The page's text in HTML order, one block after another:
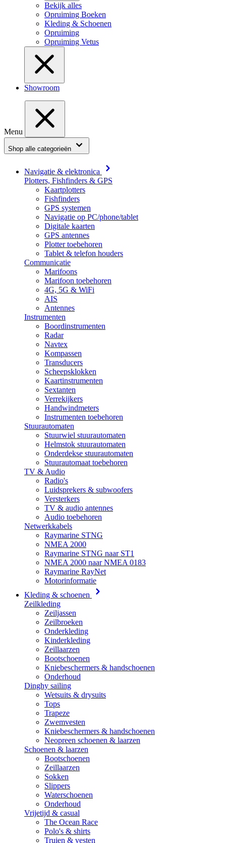
Bekijk alles
Opruiming Boeken
Kleding & Schoenen
Opruiming
Opruiming Vetus
Showroom
Menu
Shop alle categorieën
Navigatie & elektronica
Plotters, Fishfinders & GPS
Kaartplotters
Fishfinders
GPS systemen
Navigatie op PC/phone/tablet
Digitale kaarten
GPS antennes
Plotter toebehoren
Tablet & telefon houders
Communicatie
Marifoons
Marifoon toebehoren
4G, 5G & WiFi
AIS
Antennes
Instrumenten
Boordinstrumenten
Radar
Navtex
Kompassen
Transducers
Scheepsklokken
Kaartinstrumenten
Sextanten
Verrekijkers
Handwindmeters
Instrumenten toebehoren
Stuurautomaten
Stuurwiel stuurautomaten
Helmstok stuurautomaten
Onderdekse stuurautomaten
Stuurautomaat toebehoren
TV & Audio
Radio's
Luidsprekers & subwoofers
Versterkers
TV & audio antennes
Audio toebehoren
Netwerkkabels
Raymarine STNG
NMEA 2000
Raymarine STNG naar ST1
NMEA 2000 naar NMEA 0183
Raymarine RayNet
Motorinformatie
Kleding & schoenen
Zeilkleding
Zeiljassen
Zeilbroeken
Onderkleding
Kinderkleding
Zeillaarzen
Bootschoenen
Kniebeschermers & handschoenen
Onderhoud
Dinghy sailing
Wetsuits & drysuits
Tops
Trapeze
Zwemvesten
Kniebeschermers & handschoenen
Neopreen schoenen & laarzen
Schoenen & laarzen
Bootschoenen
Zeillaarzen
Sokken
Slippers
Waterschoenen
Onderhoud
Vrijetijd & casual
The Ocean Race
Polo's & shirts
Truien & vesten